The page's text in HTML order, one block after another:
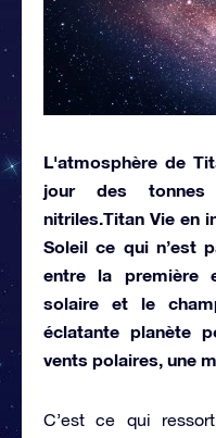
L'atmosphère de
jour des tonnes
nitriles.Titan Vie en
Soleil ce qui n’est
entre la première
solaire et le
éclatante planète
vents polaires, une
C’est ce qui